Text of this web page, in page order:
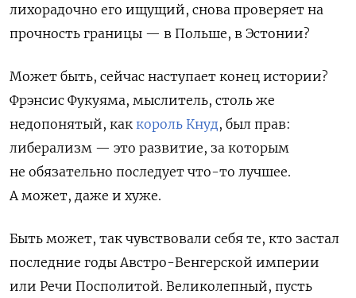
лихорадочно его ищущий, снова проверяет на
прочность границы — в Польше, в Эстонии?
Может быть, сейчас наступает конец истории?
Фрэнсис Фукуяма, мыслитель, столь же
недопонятый, как король Кнуд, был прав:
либерализм — это развитие, за которым
не обязательно последует что-то лучшее.
А может, даже и хуже.
Быть может, так чувствовали себя те, кто застал
последние годы Австро-Венгерской империи
или Речи Посполитой. Великолепный, пусть